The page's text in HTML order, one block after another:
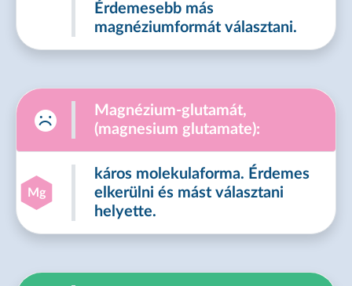
Érdemesebb más
magnéziumformát választani.
Magnézium-glutamát,
(magnesium glutamate):
Mg
káros molekulaforma. Érdemes
elkerülni és mást választani
helyette.